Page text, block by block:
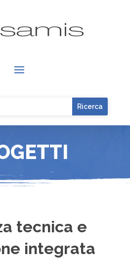
tecnica e
integrata